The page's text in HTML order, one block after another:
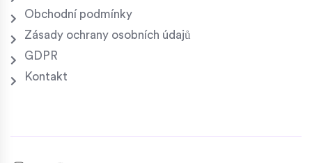
Obchodní podmínky
Zásady ochrany osobních údajů
GDPR
Kontakt